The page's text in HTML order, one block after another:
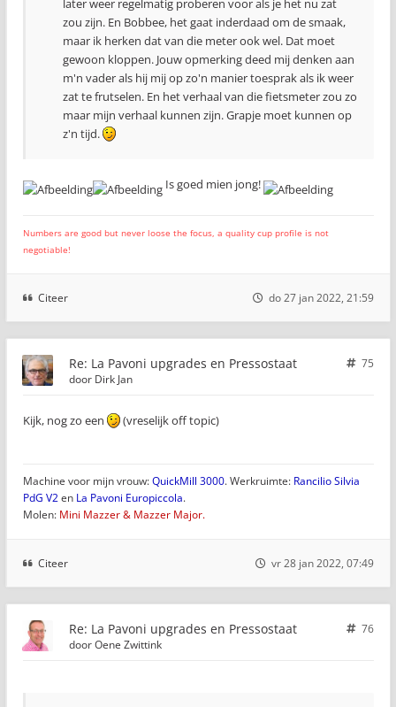
later weer regelmatig proberen voor als je het nu zat
zou zijn. En Bobbee, het gaat inderdaad om de smaak,
maar ik herken dat van die meter ook wel. Dat moet
gewoon kloppen. Jouw opmerking deed mij denken aan
m'n vader als hij mij op zo'n manier toesprak als ik weer
zat te frutselen. En het verhaal van die fietsmeter zou zo
maar mijn verhaal kunnen zijn. Grapje moet kunnen op
z'n tijd.
Is goed mien jong!
Numbers are good but never loose the focus, a quality cup profile is not
negotiable!
Citeer do 27 jan 2022, 21:59
Re: La Pavoni upgrades en Pressostaat
75
door Dirk Jan
Kijk, nog zo een (vreselijk off topic)
Machine voor mijn vrouw:QuickMill 3000. Werkruimte: Rancilio Silvia
PdG V2en La Pavoni Europiccola.
Molen: Mini Mazzer & Mazzer Major.
Citeer vr 28 jan 2022, 07:49
Re: La Pavoni upgrades en Pressostaat
76
doorOene Zwittink